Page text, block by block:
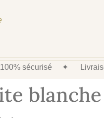
100% sécurisé ✦
blanche